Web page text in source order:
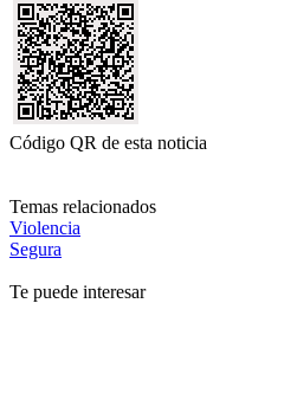
Código QR de esta noticia
Temas relacionados
Violencia
Segura
Te puede interesar